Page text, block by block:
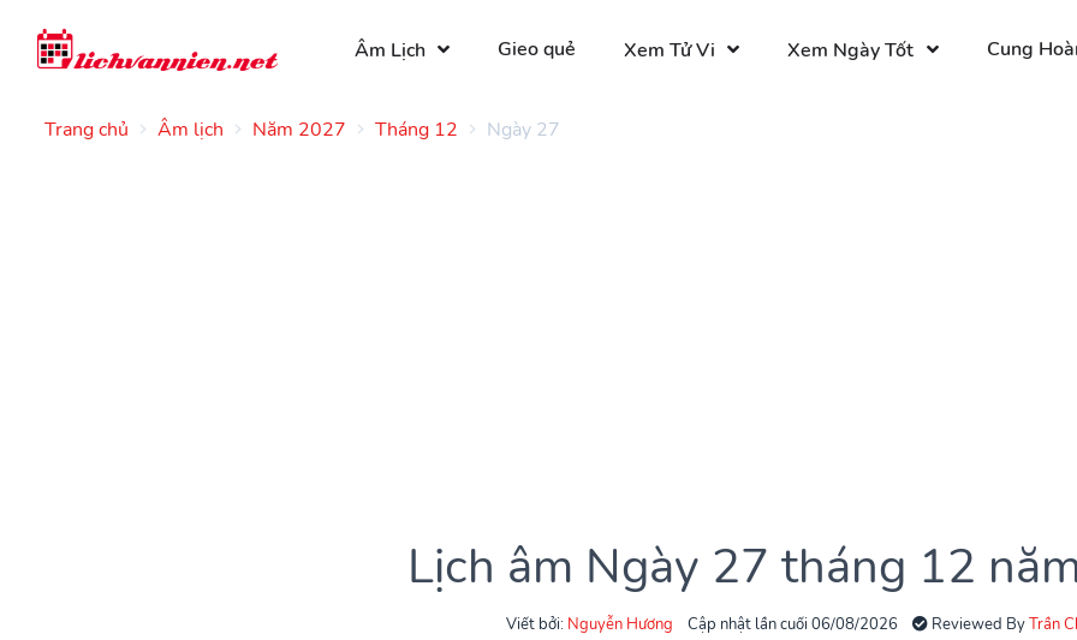
Âm Lịch Gieo quẻ Xem Tử Vi Xem Ngày Tốt Cung
Trang chủ Âm lịch Năm 2027 Tháng 12 Ngày 27
Lịch âm Ngày 27 tháng 12
Viết bởi: Nguyễn Hương Cập nhật lần cuối 06/08/2026 Reviewed ByTrần